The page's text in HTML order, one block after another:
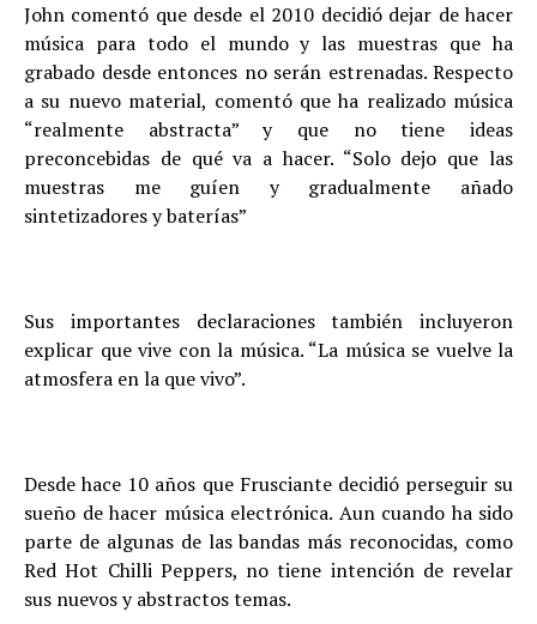
John comentó que desde el 2010 decidió dejar de hacer
música para todo el mundo y las muestras que ha
grabado desde entonces no serán estrenadas. Respecto
a su nuevo material, comentó que ha realizado música
“realmente abstracta” y que no tiene ideas
preconcebidas de qué va a hacer. “Solo dejo que las
muestras me guíen y gradualmente añado
sintetizadores y baterías”
Sus importantes declaraciones también incluyeron
explicar que vive con la música. “La música se vuelve la
atmosfera en la que vivo”.
Desde hace 10 años que Frusciante decidió perseguir su
sueño de hacer música electrónica. Aun cuando ha sido
parte de algunas de las bandas más reconocidas, como
Red Hot Chilli Peppers, no tiene intención de revelar
sus nuevos y abstractos temas.